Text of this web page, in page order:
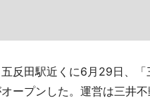
反田駅近くに6月29日、「
ープンした。運営は三井